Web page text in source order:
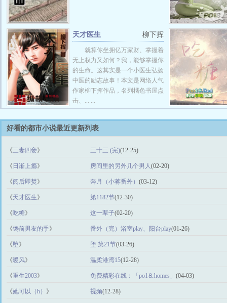
柳下挥
天才医生
就算你坐拥亿万家财、掌握着
无上权力又如何？我，能够掌握你
的生命。这其实是一个小医生弘扬
中医的励志故事！本文是网络人气
作家柳下挥作品，名列橘色书屋点
击、... ...
好看的都市小说最近更新列表
《三妻四妾》 三十三 (完)(12-25)
《 日渐上瘾》 房间里的另外几个男人(02-20)
《阅后即焚》 奔月（小蒋番外） (03-12)
《天才医生》 第1182节(12-30)
《吃糖》 这一辈子(02-20)
《馋前男友的手》 番外（完）浴室play、阳台play(01-26)
《堕》 堕 第21节(03-26)
《暖风》 温柔港湾15(12-28)
《重生2003》 免费精彩在线：「po1⒏homes」 (04-03)
《她可以（h） 》 视频(12-28)